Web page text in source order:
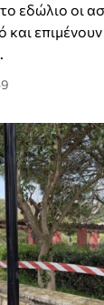
εδώλιο οι
και